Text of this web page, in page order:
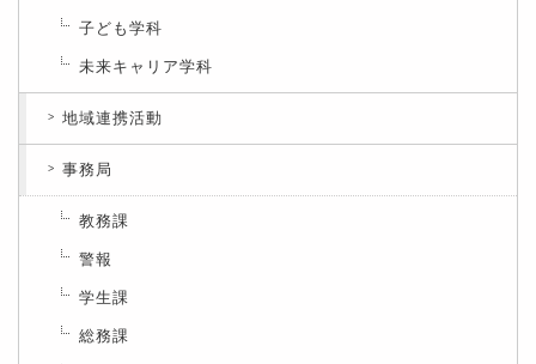
子ども学科
未来キャリア学科
地域連携活動
事務局
教務課
警報
学生課
総務課